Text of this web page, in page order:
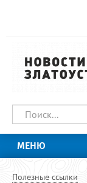
МЕНЮ
Полезные ссылки